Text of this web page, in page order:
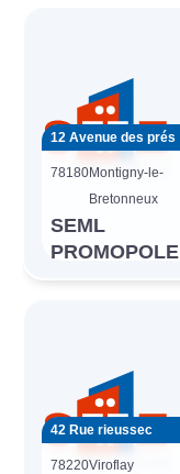
12 Avenue des prés
78180Montigny-le-
Bretonneux
SEML
PROMOPOLE
42 Rue rieussec
78220Viroflay